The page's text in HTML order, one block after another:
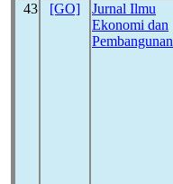
43 [GO]
Jurnal Ilmu
Ekonomi dan
Pembangunan